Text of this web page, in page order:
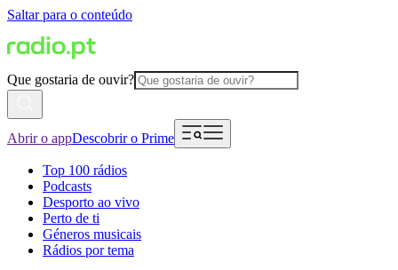
Saltar para o conteúdo
Que gostaria de ouvir?
Abrir o appDescobrir o Prime
Top 100 rádios
Podcasts
Desporto ao vivo
Perto de ti
Géneros musicais
Rádios por tema